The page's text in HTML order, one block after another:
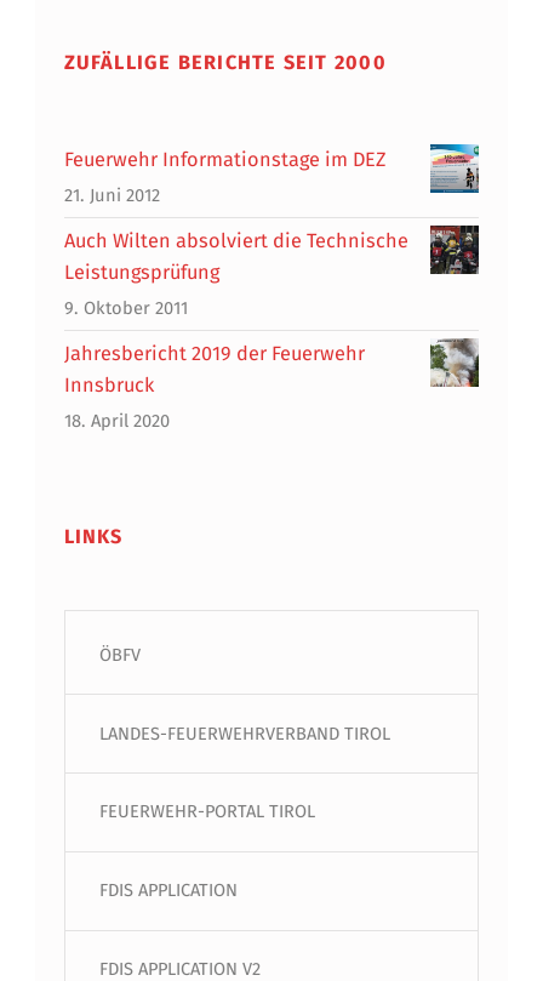
ZUFÄLLIGE BERICHTE SEIT 2000
Feuerwehr Informationstage im DEZ
21. Juni 2012
Auch Wilten absolviert die Technische
Leistungsprüfung
9. Oktober 2011
Jahresbericht 2019 der Feuerwehr
Innsbruck
18. April 2020
LINKS
ÖBFV
LANDES-FEUERWEHRVERBAND TIROL
FEUERWEHR-PORTAL TIROL
FDIS APPLICATION
FDIS APPLICATION V2